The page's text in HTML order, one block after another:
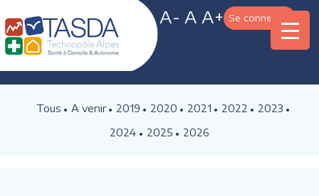
A- A A+ Se connecter
Tous A venir 2019 2020 2021 2022
2023
2024
2025 2026